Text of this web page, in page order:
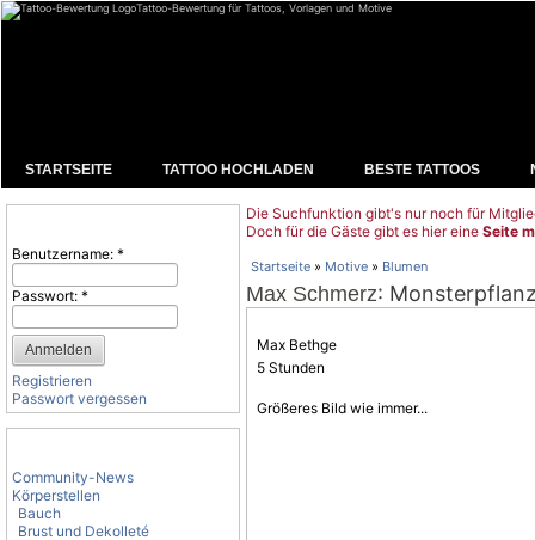
Tattoo-Bewertung für Tattoos, Vorlagen und Motive
STARTSEITE TATTOO HOCHLADEN BESTE TATTOOS
Benutzername: *
Passwort: *
Registrieren
Passwort vergessen
Community-News
Körperstellen
Bauch
Brust und Dekolleté
Die Suchfunktion gibt's nur noch für
Doch für die Gäste gibt es hier eine Seite
Startseite » Motive » Blumen
Max Schmerz:
Max Bethge
5 Stunden
Größeres Bild wie immer...